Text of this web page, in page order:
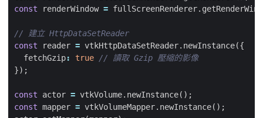
const
renderWindow = fullScreenRenderer.
const
reader = vtkHttpDataSetReader. newInstance({
fetchGzip: true
});
const actor = vtkVolume. newInstance();
const mapper = vtkVolumeMapper. newInstance();